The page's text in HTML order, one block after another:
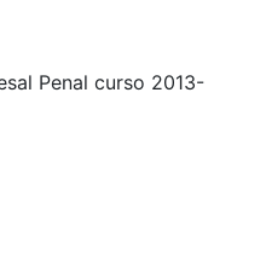
Penal curso 2013-